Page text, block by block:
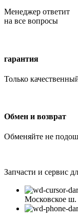
Менеджер ответит
на все вопросы
гарантия
Только
Обмен и возврат
Обменяйте не
Запчасти и сервис
Московское ш.